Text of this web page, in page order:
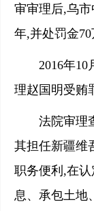
审审理后,乌
年,并处罚金70
2016年10月
理赵国明受贿
法院审理查
其担任新疆维
职务便利,在
息、承包土地